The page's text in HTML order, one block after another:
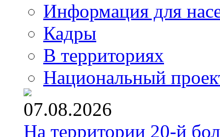
Информация для
Кадры
В территориях
Национальный
07.08.2026
На территории 20-й